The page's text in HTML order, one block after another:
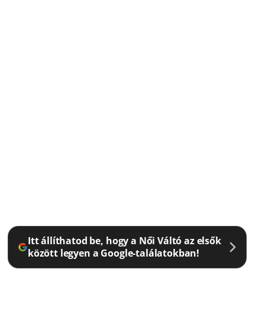
Itt állíthatod be, hogy a Női Váltó az elsők
között legyen a Google-találatokban!